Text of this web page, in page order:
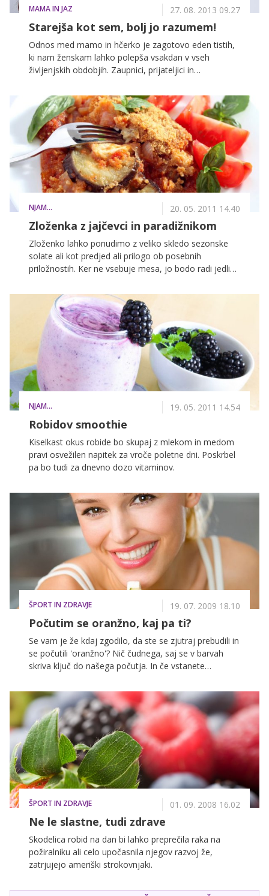
MAMA IN JAZ 27. 08. 2013 09.27
Starejša kot sem, bolj jo razumem!
Odnos med mamo in hčerko je zagotovo eden tistih,
ki nam ženskam lahko polepša vsakdan v vseh
življenjskih obdobjih. Zaupnici, prijateljici in
najpogosteje opišemo to posebno vez, ki je ne more
pretrgati nihče. Ni kaj, mama je pač ena sama in tega
se še kako dobro zaveda tudi bralka Tanja, ki nam je
poslala zanimivo razmišljanje o svoji mami, s
pomočjo katerega jo bo lahko z malo sreče
razveselila z lepim presenečenjem ali čudovitim
razvajanjem v dvoje – tokrat po žensko.
NJAM... 20. 05. 2011 14.40
Zloženka z jajčevci in paradižnikom
Zloženko lahko ponudimo z veliko skledo sezonske
solate ali kot predjed ali prilogo ob posebnih
priložnostih. Ker ne vsebuje mesa, jo bodo radi jedli
NJAM... 19. 05. 2011 14.54
Robidov smoothie
Kiselkast okus robide bo skupaj z mlekom in medom
pravi osvežilen napitek za vroče poletne dni. Poskrbel
pa bo tudi za dnevno dozo vitaminov.
ŠPORT IN ZDRAVJE 19. 07. 2009 18.10
Počutim se oranžno, kaj pa ti?
Se vam je že kdaj zgodilo, da ste se zjutraj prebudili in
se počutili 'oranžno'? Nič čudnega, saj se v barvah
skriva ključ do našega počutja. In če vstanete
ŠPORT IN ZDRAVJE 01. 09. 2008 16.02
Ne le slastne, tudi zdrave
Skodelica robid na dan bi lahko preprečila raka na
požiralniku ali celo upočasnila njegov razvoj že,
zatrjujejo ameriški strokovnjaki.